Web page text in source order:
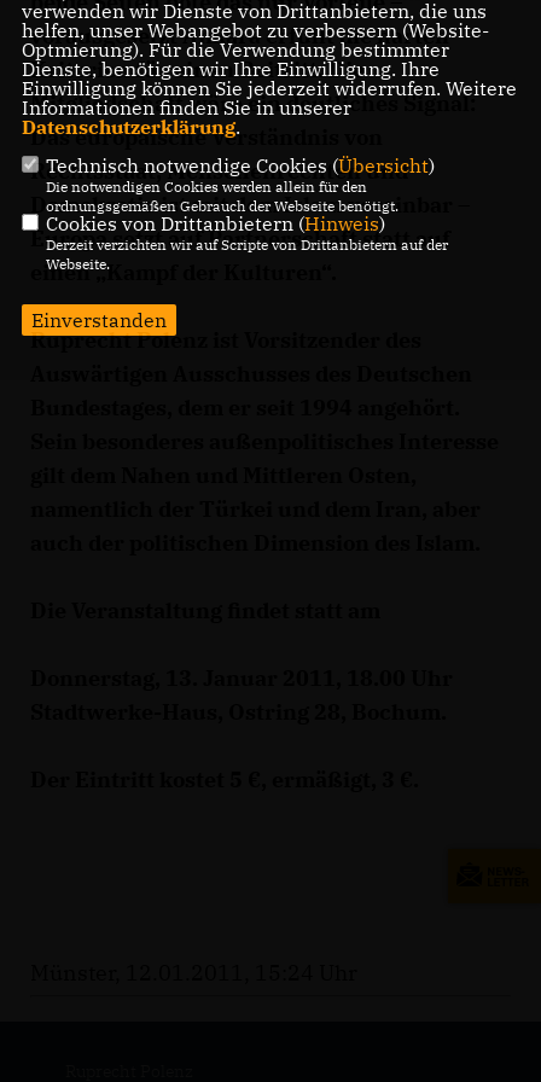
vorausgesetzt Ankara erfüllt die harten
Kriterien für einen Beitritt. Die
Mitgliedschaft wäre ein deutliches Signal:
Das europäische Verständnis von
Rechtsstaat, Menschenrechten und
Demokratie ist mit dem Islam vereinbar –
Europa setzt auf Partnerschaft statt auf
einen „Kampf der Kulturen“.
Ruprecht Polenz ist Vorsitzender des
verwenden wir Dienste von Drittanbietern, die uns
helfen, unser Webangebot zu verbessern (Website-
Optmierung). Für die Verwendung bestimmter
Dienste, benötigen wir Ihre Einwilligung. Ihre
Einwilligung können Sie jederzeit widerrufen. Weitere
Informationen finden Sie in unserer
Datenschutzerklärung.
Technisch notwendige Cookies (Übersicht)
Die notwendigen Cookies werden allein für den
ordnungsgemäßen Gebrauch der Webseite benötigt.
Cookies von Drittanbietern (Hinweis)
Derzeit verzichten wir auf Scripte von Drittanbietern auf der
Webseite.
Einverstanden